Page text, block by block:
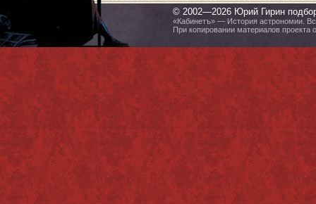
© 2002—2026 Юрий Гирин
«Кабинетъ» — История астрономии.
При копировании материалов проекта